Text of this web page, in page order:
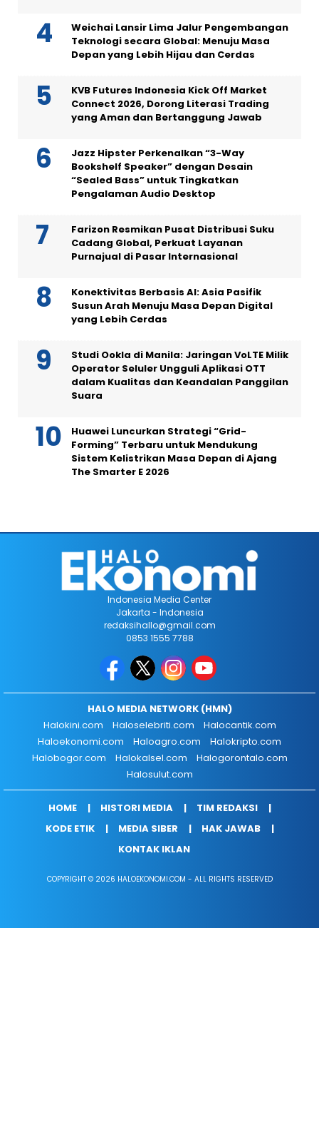
Weichai Lansir Lima Jalur Pengembangan
Teknologi secara Global: Menuju Masa
Depan yang Lebih Hijau dan Cerdas
KVB Futures Indonesia Kick Off Market
Connect 2026, Dorong Literasi Trading
yang Aman dan Bertanggung Jawab
Jazz Hipster Perkenalkan “3-Way
Bookshelf Speaker” dengan Desain
“Sealed Bass” untuk Tingkatkan
Pengalaman Audio Desktop
Farizon Resmikan Pusat Distribusi Suku
Cadang Global, Perkuat Layanan
Purnajual di Pasar Internasional
Konektivitas Berbasis AI: Asia Pasifik
Susun Arah Menuju Masa Depan Digital
yang Lebih Cerdas
Studi Ookla di Manila: Jaringan VoLTE Milik
Operator Seluler Ungguli Aplikasi OTT
dalam Kualitas dan Keandalan Panggilan
Suara
Huawei Luncurkan Strategi “Grid-
Forming” Terbaru untuk Mendukung
Sistem Kelistrikan Masa Depan di Ajang
The Smarter E 2026
Indonesia Media Center
Jakarta - Indonesia
redaksihallo@gmail.com
0853 1555 7788
HALO MEDIA NETWORK (HMN)
Halokini.com
Haloselebriti.com
Halocantik.com
Haloekonomi.com
Haloagro.com
Halokripto.com
Halobogor.com
Halokalsel.com
Halogorontalo.com
Halosulut.com
HOME HISTORI MEDIA
TIM REDAKSI
KODE ETIK
MEDIA SIBER
HAK JAWAB
KONTAK IKLAN
COPYRIGHT © 2026 HALOEKONOMI.COM - ALL RIGHTS RESERVED